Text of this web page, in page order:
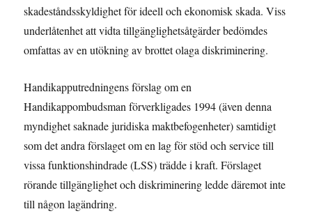
skadeståndsskyldighet för ideell och ekonomisk skada. Viss
underlåtenhet att vidta tillgänglighetsåtgärder bedömdes
omfattas av en utökning av brottet olaga diskriminering.
Handikapputredningens förslag om en
Handikappombudsman förverkligades 1994 (även denna
myndighet saknade juridiska maktbefogenheter) samtidigt
som det andra förslaget om en lag för stöd och service till
vissa funktionshindrade (LSS) trädde i kraft. Förslaget
rörande tillgänglighet och diskriminering ledde däremot inte
till någon lagändring.